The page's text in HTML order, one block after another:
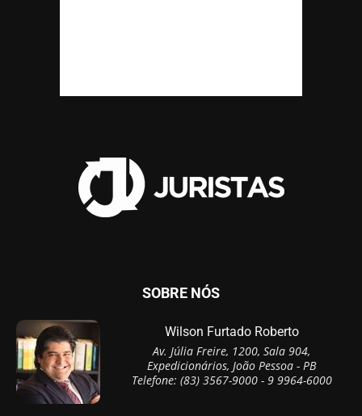
SOBRE NÓS
Wilson Furtado Roberto
Av. Júlia Freire, 1200, Sala 904,
Expedicionários, João Pessoa - PB
Telefone: (83) 3567-9000 - 9 9964-6000